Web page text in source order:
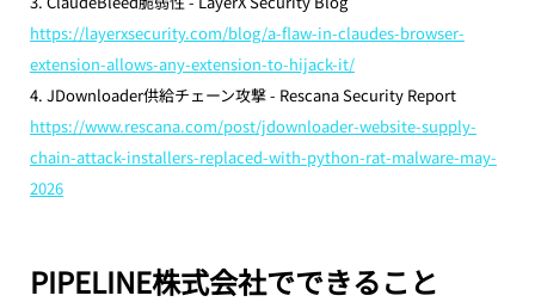
https://layerxsecurity.com/blog/a-flaw-in-claudes-browser-
extension-allows-any-extension-to-hijack-it/
4. JDownloader供給チェーン攻撃 - Rescana Security Report
https://www.rescana.com/post/jdownloader-website-supply-
chain-attack-installers-replaced-with-python-rat-malware-may-
2026
PIPELINE株式会社でできること